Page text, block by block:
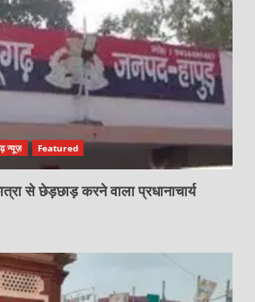
न्यूज़ Featured
से छेड़छाड़ करने वाला प्रधानाचार्य